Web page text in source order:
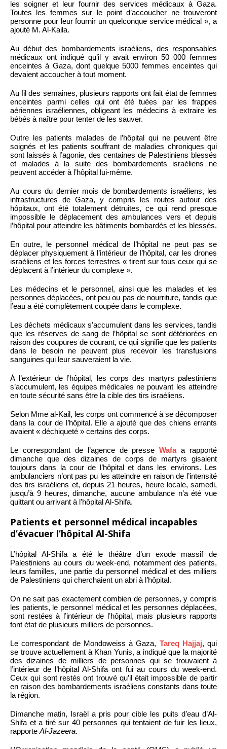
les soigner et leur fournir des services médicaux à Gaza.
Toutes les femmes sur le point d’accoucher ne trouveront
personne pour leur fournir un quelconque service médical », a
ajouté M. Al-Kaila.
Au début des bombardements israéliens, des responsables
médicaux ont indiqué qu’il y avait environ 50 000 femmes
enceintes à Gaza, dont quelque 5000 femmes enceintes qui
devaient accoucher à tout moment.
Au fil des semaines, plusieurs rapports ont fait état de femmes
enceintes parmi celles qui ont été tuées par les frappes
aériennes israéliennes, obligeant les médecins à extraire les
bébés à naître pour tenter de les sauver.
Outre les patients malades de l’hôpital qui ne peuvent être
soignés et les patients souffrant de maladies chroniques qui
sont laissés à l’agonie, des centaines de Palestiniens blessés
et malades à la suite des bombardements israéliens ne
peuvent accéder à l’hôpital lui-même.
Au cours du dernier mois de bombardements israéliens, les
infrastructures de Gaza, y compris les routes autour des
hôpitaux, ont été totalement détruites, ce qui rend presque
impossible le déplacement des ambulances vers et depuis
l’hôpital pour atteindre les bâtiments bombardés et les blessés.
En outre, le personnel médical de l’hôpital ne peut pas se
déplacer physiquement à l’intérieur de l’hôpital, car les drones
israéliens et les forces terrestres « tirent sur tous ceux qui se
déplacent à l’intérieur du complexe ».
Les médecins et le personnel, ainsi que les malades et les
personnes déplacées, ont peu ou pas de nourriture, tandis que
l’eau a été complètement coupée dans le complexe.
Les déchets médicaux s’accumulent dans les services, tandis
que les réserves de sang de l’hôpital se sont détériorées en
raison des coupures de courant, ce qui signifie que les patients
dans le besoin ne peuvent plus recevoir les transfusions
sanguines qui leur sauveraient la vie.
À l’extérieur de l’hôpital, les corps des martyrs palestiniens
s’accumulent, les équipes médicales ne pouvant les atteindre
en toute sécurité sans être la cible des tirs israéliens.
Selon Mme al-Kail, les corps ont commencé à se décomposer
dans la cour de l’hôpital. Elle a ajouté que des chiens errants
avaient « déchiqueté » certains des corps.
Le correspondant de l’agence de presseWafaa rapporté
dimanche que des dizaines de corps de martyrs gisaient
toujours dans la cour de l’hôpital et dans les environs. Les
ambulanciers n’ont pas pu les atteindre en raison de l’intensité
des tirs israéliens et, depuis 21 heures, heure locale, samedi,
jusqu’à 9 heures, dimanche, aucune ambulance n’a été vue
quittant ou arrivant à l’hôpital Al-Shifa.
Patients et personnel médical incapables
d’évacuer l’hôpital Al-Shifa
L’hôpital Al-Shifa a été le théâtre d’un exode massif de
Palestiniens au cours du week-end, notamment des patients,
leurs familles, une partie du personnel médical et des milliers
de Palestiniens qui cherchaient un abri à l’hôpital.
On ne sait pas exactement combien de personnes, y compris
les patients, le personnel médical et les personnes déplacées,
sont restées à l’intérieur de l’hôpital, mais plusieurs rapports
font état de plusieurs milliers de personnes.
Le correspondant de Mondoweiss à Gaza, Tareq Hajjaj, qui
se trouve actuellement à Khan Yunis, a indiqué que la majorité
des dizaines de milliers de personnes qui se trouvaient à
l’intérieur de l’hôpital Al-Shifa ont fui au cours du week-end.
Ceux qui sont restés ont trouvé qu’il était impossible de partir
en raison des bombardements israéliens constants dans toute
la région.
Dimanche matin, Israël a pris pour cible les puits d’eau d’Al-
Shifa et a tiré sur 40 personnes qui tentaient de fuir les lieux,
rapporte Al-Jazeera.